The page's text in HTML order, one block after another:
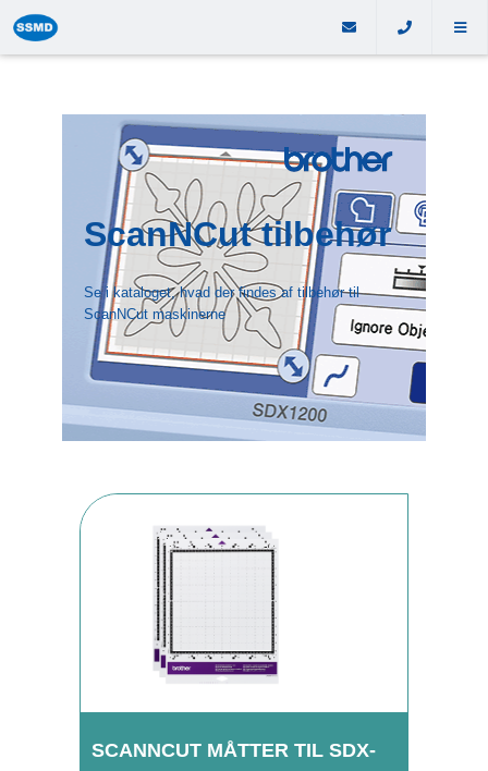
ScanNCut tilbehør
Se i kataloget, hvad der findes af tilbehør til
ScanNCut maskinerne
SCANNCUT MÅTTER TIL SDX-